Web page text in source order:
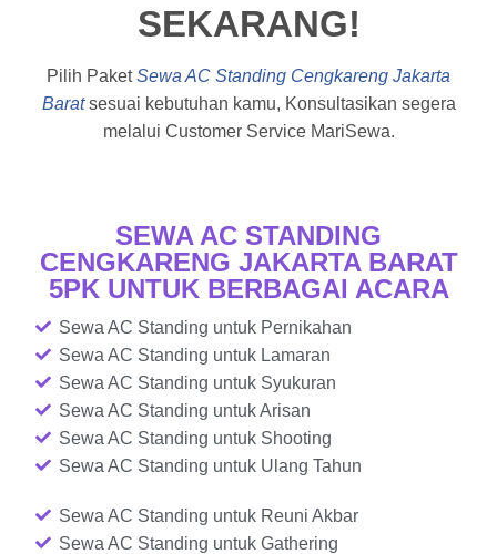
SEKARANG!
Pilih PaketSewa AC Standing Cengkareng Jakarta
Baratsesuai kebutuhan kamu, Konsultasikan segera
melalui Customer Service MariSewa.
SEWA AC STANDING
CENGKARENG JAKARTA BARAT
5PK UNTUK BERBAGAI ACARA
Sewa AC Standing untuk Pernikahan
Sewa AC Standing untuk Lamaran
Sewa AC Standing untuk Syukuran
Sewa AC Standing untuk Arisan
Sewa AC Standing untuk Shooting
Sewa AC Standing untuk Ulang Tahun
Sewa AC Standing untuk Reuni Akbar
Sewa AC Standing untuk Gathering